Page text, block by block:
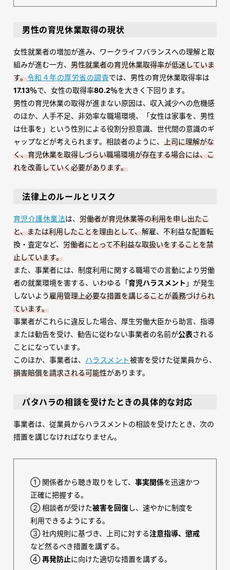
男性の育児休業取得の現状
女性就業者の増加が進み、ワークライフバランスへの理解と取
組みが進む一方、 男性就業者の育児休業取得率が低迷していま
す。令和４年の厚労省の調査では、男性の育児休業取得率は
17.13％で、女性の取得率80.2％を大きく下回ります。
男性の育児休業の取得が進まない原因は、収入減少への危機感
のほか、人手不足、非効率な職場環境、「女性は家事を、男性
は仕事を」という性別による役割分担意識、世代間の意識のギ
ャップなどが考えられます。相談者のように、 上司に理解がな
く、育児休業を取得しづらい職場環境が存在する場合には、こ
れを改善していく必要があります。
法律上のルールとリスク
育児介護休業法は、労働者が育児休業等の利用を申し出たこ
と、または利用したことを理由として、解雇、不利益な配置転
換・査定など、 労働者にとって不利益な取扱いをすることを禁
止しています。
また、事業者には、制度利用に関する職場での言動により労働
者の就業環境を害する、いわゆる「育児ハラスメント 」が発生
しないよう雇用管理上必要な措置を講じることが義務づけられ
ています。
事業者がこれらに違反した場合、厚生労働大臣から助言、指導
または勧告を受け、勧告に従わない事業者の名前が公表される
ことになっています。
このほか、事業者は、 ハラスメント被害を受けた従業員から、
損害賠償を請求される可能性があります。
パタハラの相談を受けたときの具体的な対応
事業者は、従業員からハラスメントの相談を受けたとき、次の
措置を講じなければなりません。
① 関係者から聴き取りをして、 事実関係を迅速かつ
正確に把握する。
② 相談者が受けた被害を回復し、速やかに制度を
利用できるようにする。
③ 社内規則に基づき、上司に対する注意指導、懲戒
など然るべき措置を講ずる。
④再発防止に向けた適切な措置を講ずる。